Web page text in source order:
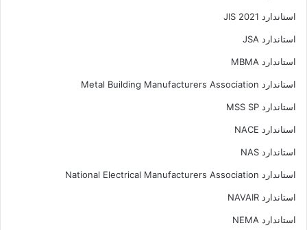
استاندارد JIS 2021
استاندارد JSA
استاندارد MBMA
استاندارد Metal Building Manufacturers Association
استاندارد MSS SP
استاندارد NACE
استاندارد NAS
استاندارد National Electrical Manufacturers Association
استاندارد NAVAIR
استاندارد NEMA